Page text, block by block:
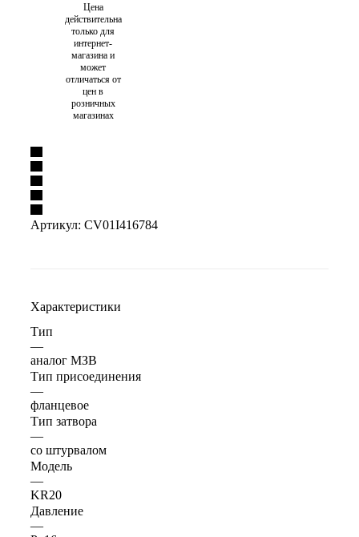
Цена
действительна
только для
интернет-
магазина и
может
отличаться от
цен в
розничных
магазинах
Артикул: CV01I416784
Характеристики
Тип
—
аналог МЗВ
Тип присоединения
—
фланцевое
Тип затвора
—
со штурвалом
Модель
—
KR20
Давление
—